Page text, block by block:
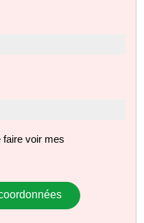
faire voir mes